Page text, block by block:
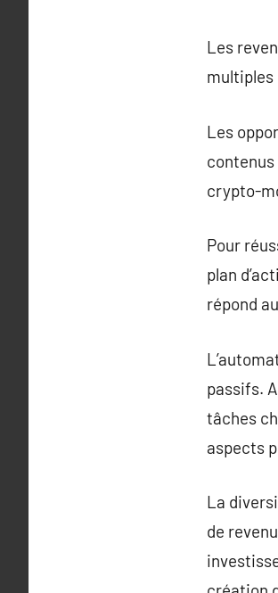
Les
multiples
Les
contenus
crypto-
Pour
plan
répond
passifs.
tâches
aspects
La
de